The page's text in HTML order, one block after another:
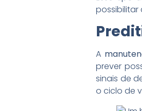
possibilitar
A
prever
sinais de
o ciclo de